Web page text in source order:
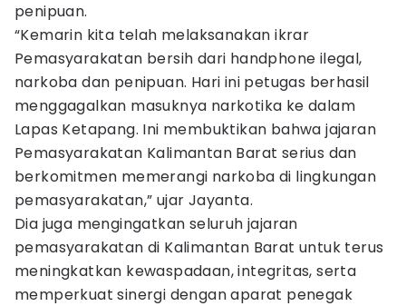
penipuan.
“Kemarin kita telah melaksanakan ikrar
Pemasyarakatan bersih dari handphone ilegal,
narkoba dan penipuan. Hari ini petugas berhasil
menggagalkan masuknya narkotika ke dalam
Lapas Ketapang. Ini membuktikan bahwa jajaran
Pemasyarakatan Kalimantan Barat serius dan
berkomitmen memerangi narkoba di lingkungan
pemasyarakatan,” ujar Jayanta.
Dia juga mengingatkan seluruh jajaran
pemasyarakatan di Kalimantan Barat untuk terus
meningkatkan kewaspadaan, integritas, serta
memperkuat sinergi dengan aparat penegak